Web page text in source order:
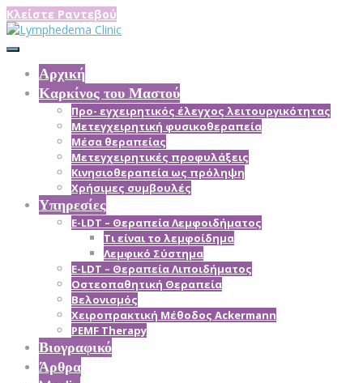
Κλείστε Ραντεβού
Αρχική
Καρκίνος του Μαστού
Προ- εγχειρητικός έλεγχος λειτουργικότητας
Μετεγχειρητική φυσικοθεραπεία
Μέσα θεραπείας
Mετεγχειρητικές προφυλάξεις
Κινησιοθεραπεία ως πρόληψη
Χρήσιμες συμβουλές
Υπηρεσίες
E-LDT – Θεραπεία Λεμφοιδήματος
Τι είναι το λεμφοίδημα
Λεμφικό Σύστημα
E-LDT – Θεραπεία Λιποιδήματος
Οστεοπαθητική Θεραπεία
Βελονισμός
Χειροπρακτική Μέθοδος Ackermann
PEMF Therapy
Βιογραφικό
Άρθρα